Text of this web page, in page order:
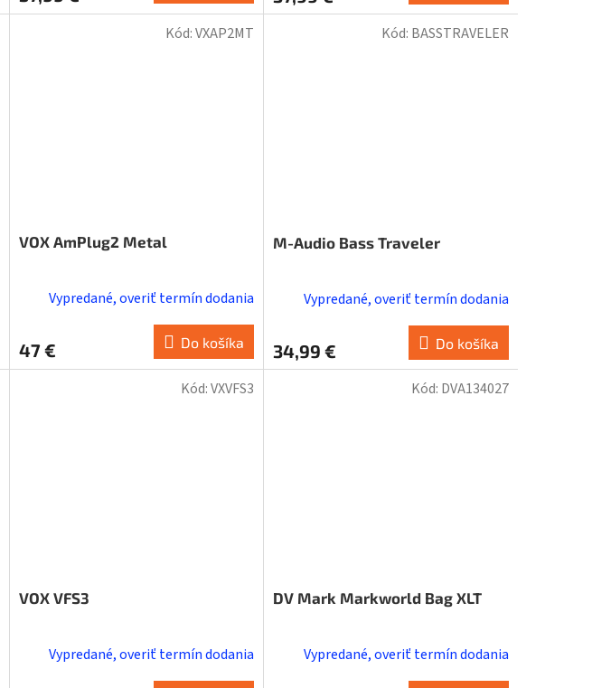
VOX AmPlug2 Metal
Vypredané, overiť termín dodania
47 € Do košíka
Kód:VXAP2MT
M-Audio Bass Traveler
Vypredané, overiť termín dodania
34,99 € Do košíka
Kód: BASSTRAVELER
VOX VFS3
Vypredané, overiť termín dodania
Kód:VXVFS3
DV Mark Markworld Bag XLT
Vypredané, overiť termín dodania
Kód: DVA134027